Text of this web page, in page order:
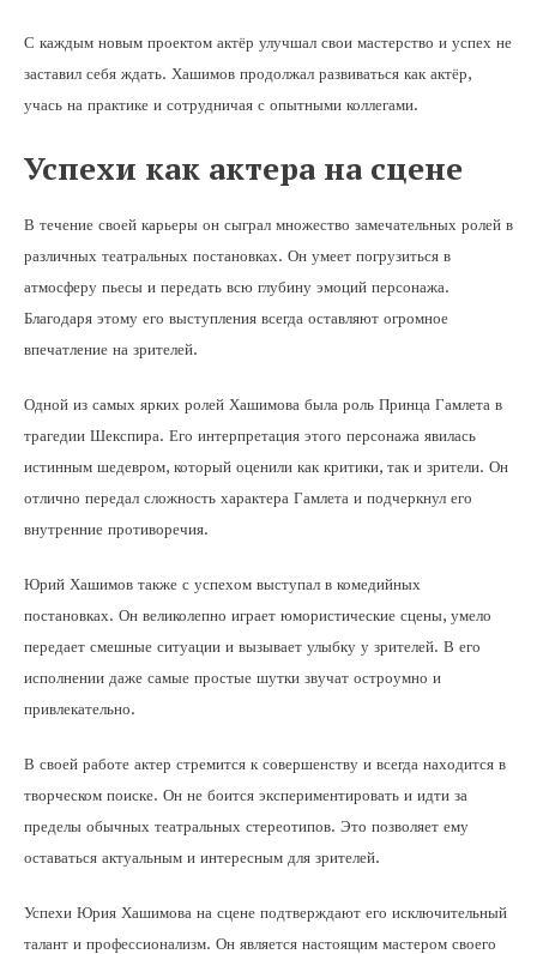
С каждым новым проектом актёр улучшал свои мастерство и успех не
заставил себя ждать. Хашимов продолжал развиваться как актёр,
учась на практике и сотрудничая с опытными коллегами.
Успехи как актера на сцене
В течение своей карьеры он сыграл множество замечательных ролей в
различных театральных постановках. Он умеет погрузиться в
атмосферу пьесы и передать всю глубину эмоций персонажа.
Благодаря этому его выступления всегда оставляют огромное
впечатление на зрителей.
Одной из самых ярких ролей Хашимова была роль Принца Гамлета в
трагедии Шекспира. Его интерпретация этого персонажа явилась
истинным шедевром, который оценили как критики, так и зрители. Он
отлично передал сложность характера Гамлета и подчеркнул его
внутренние противоречия.
Юрий Хашимов также с успехом выступал в комедийных
постановках. Он великолепно играет юмористические сцены, умело
передает смешные ситуации и вызывает улыбку у зрителей. В его
исполнении даже самые простые шутки звучат остроумно и
привлекательно.
В своей работе актер стремится к совершенству и всегда находится в
творческом поиске. Он не боится экспериментировать и идти за
пределы обычных театральных стереотипов. Это позволяет ему
оставаться актуальным и интересным для зрителей.
Успехи Юрия Хашимова на сцене подтверждают его исключительный
талант и профессионализм. Он является настоящим мастером своего